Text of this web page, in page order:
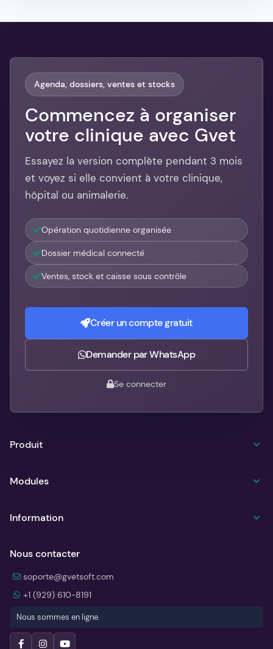
Agenda, dossiers, ventes et stocks
Commencez à organiser
votre clinique avec Gvet
Essayez la version complète pendant 3 mois
et voyez si elle convient à votre clinique,
hôpital ou animalerie.
Opération quotidienne organisée
Dossier médical connecté
Ventes, stock et caisse sous contrôle
Créer un compte gratuit
Demander par WhatsApp
Se connecter
Produit
Modules
Information
Nous contacter
soporte@gvetsoft.com
+1 (929) 610-8191
Nous sommes en ligne.